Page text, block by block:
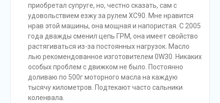
приобретал супруге, но, честно сказать, сам с
удовольствием езжу за рулем ХС90. Мне нравится
нрав этой машины, она мощная и напористая. С 2005
года дважды сменил цепь ГРМ, она имеет свойство
растягиваться из-за постоянных нагрузок. Масло
лью рекомендованное изготовителем 0W30. Никаких
особых проблем с движком не было. Постоянно
доливаю по 500г моторного масла на каждую
тысячу километров. Подтекают часто сальники
коленвала.